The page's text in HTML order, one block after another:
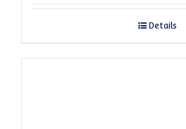
Details